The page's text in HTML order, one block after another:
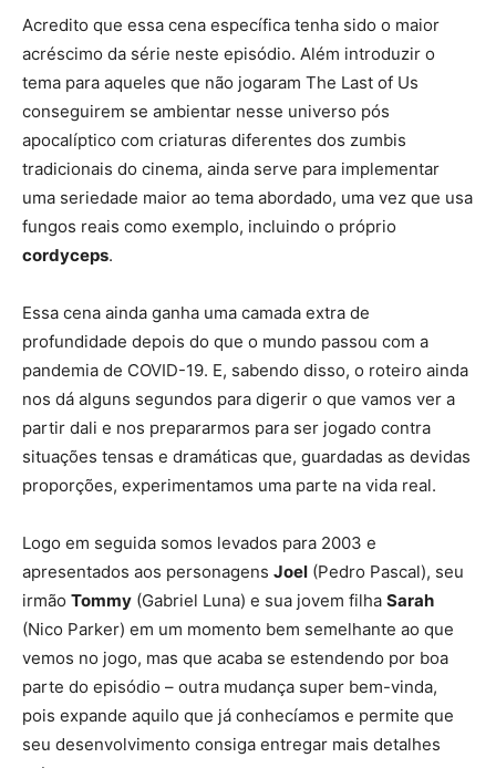
Acredito que essa cena específica tenha sido o maior
acréscimo da série neste episódio. Além introduzir o
tema para aqueles que não jogaram The Last of Us
conseguirem se ambientar nesse universo pós
apocalíptico com criaturas diferentes dos zumbis
tradicionais do cinema, ainda serve para implementar
uma seriedade maior ao tema abordado, uma vez que usa
fungos reais como exemplo, incluindo o próprio
cordyceps.
Essa cena ainda ganha uma camada extra de
profundidade depois do que o mundo passou com a
pandemia de COVID-19. E, sabendo disso, o roteiro ainda
nos dá alguns segundos para digerir o que vamos ver a
partir dali e nos prepararmos para ser jogado contra
situações tensas e dramáticas que, guardadas as devidas
proporções, experimentamos uma parte na vida real.
Logo em seguida somos levados para 2003 e
apresentados aos personagens Joel (Pedro Pascal), seu
irmão Tommy (Gabriel Luna) e sua jovem filha Sarah
(Nico Parker) em um momento bem semelhante ao que
vemos no jogo, mas que acaba se estendendo por boa
parte do episódio – outra mudança super bem-vinda,
pois expande aquilo que já conhecíamos e permite que
seu desenvolvimento consiga entregar mais detalhes